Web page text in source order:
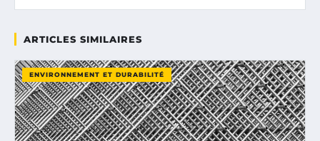
ARTICLES SIMILAIRES
ENVIRONNEMENT ET DURABILITÉ